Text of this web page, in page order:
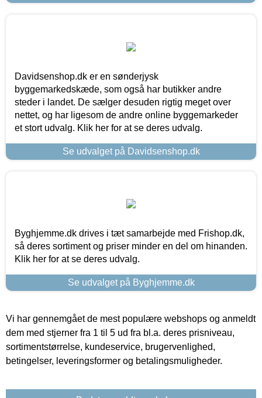
Davidsenshop.dk er en sønderjysk
byggemarkedskæde, som også har butikker andre
steder i landet. De sælger desuden rigtig meget over
nettet, og har ligesom de andre online byggemarkeder
et stort udvalg. Klik her for at se deres udvalg.
Se udvalget på Davidsenshop.dk
Byghjemme.dk drives i tæt samarbejde med Frishop.dk,
så deres sortiment og priser minder en del om hinanden.
Klik her for at se deres udvalg.
Se udvalget på Byghjemme.dk
Vi har gennemgået de mest populære webshops og anmeldt
dem med stjerner fra 1 til 5 ud fra bl.a. deres prisniveau,
sortimentstørrelse, kundeservice, brugervenlighed,
betingelser, leveringsformer og betalingsmuligheder.